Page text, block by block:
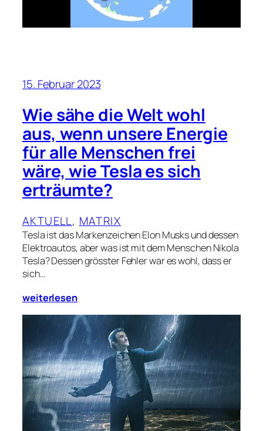
15. Februar 2023
Wie sähe die Welt wohl
aus, wenn unsere Energie
für alle Menschen frei
wäre, wie Tesla es sich
erträumte?
AKTUELL, MATRIX
Tesla ist das Markenzeichen Elon Musks und dessen
Elektroautos, aber was ist mit dem Menschen Nikola
Tesla? Dessen grösster Fehler war es wohl, dass er
sich…
weiterlesen